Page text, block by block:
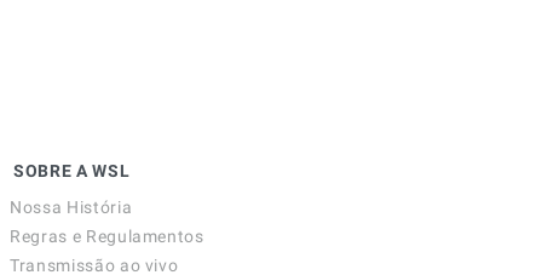
SOBRE A WSL
Nossa História
Regras e Regulamentos
Transmissão ao vivo